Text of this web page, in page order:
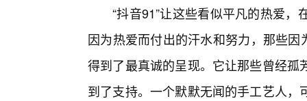
“抖音91”让这些看似平凡的热爱
因为热爱而付出的汗水和努力，那些因
得到了最真诚的呈现。它让那些曾经
到了支持。一个默默无闻的手工艺人